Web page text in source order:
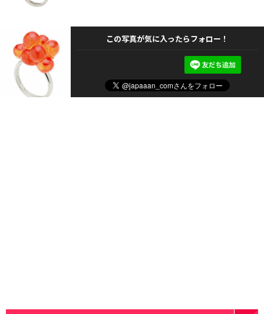
この写真が気に入ったらフォロー！